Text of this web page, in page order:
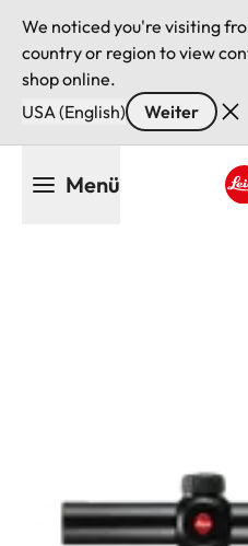
We noticed you're visiting
country or region to view
shop online.
USA (English)
Weiter
Menü